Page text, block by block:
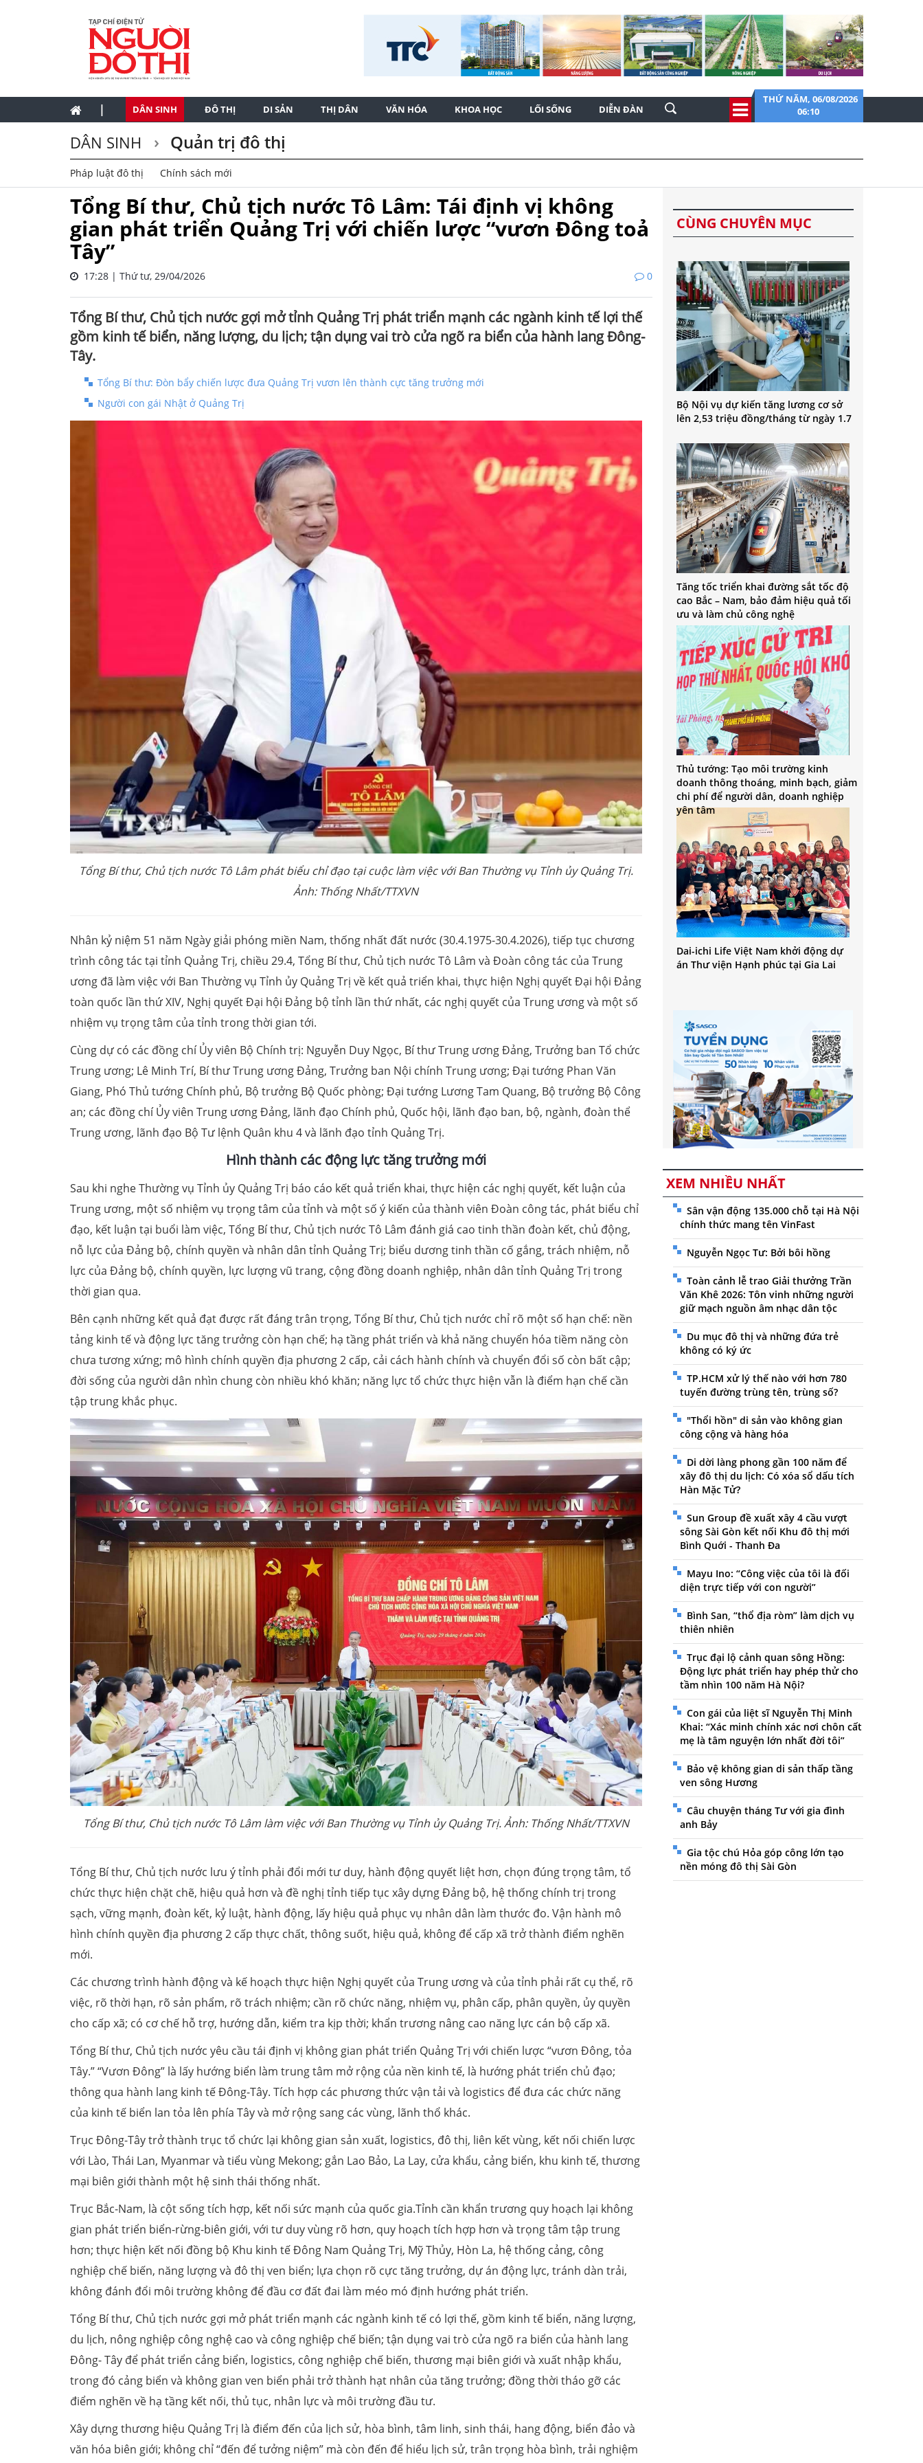
| DÂN SINH ĐÔ THỊ DI SẢN THỊ DÂN VĂN HÓA KHOA HỌC LỐI SỐNG DIỄN ĐÀN
THỨ NĂM, 06/08/2026
06:10
DÂN SINH Quản trị đô thị
Pháp luật đô thị Chính sách mới
Tổng Bí thư, Chủ tịch nước Tô Lâm: Tái định vị không
gian phát triển Quảng Trị với chiến lược “vươn Đông toả
Tây”
17:28 | Thứ tư, 29/04/2026 0
Tổng Bí thư, Chủ tịch nước gợi mở tỉnh Quảng Trị phát triển mạnh các ngành kinh tế lợi thế
gồm kinh tế biển, năng lượng, du lịch; tận dụng vai trò cửa ngõ ra biển của hành lang Đông-
Tây.
Tổng Bí thư: Đòn bẩy chiến lược đưa Quảng Trị vươn lên thành cực tăng trưởng mới
Người con gái Nhật ở Quảng Trị
Tổng Bí thư, Chủ tịch nước Tô Lâm phát biểu chỉ đạo tại cuộc làm việc với Ban Thường vụ Tỉnh ủy Quảng Trị.
Ảnh: Thống Nhất/TTXVN
Nhân kỷ niệm 51 năm Ngày giải phóng miền Nam, thống nhất đất nước (30.4.1975-30.4.2026), tiếp tục chương
trình công tác tại tỉnh Quảng Trị, chiều 29.4, Tổng Bí thư, Chủ tịch nước Tô Lâm và Đoàn công tác của Trung
ương đã làm việc với Ban Thường vụ Tỉnh ủy Quảng Trị về kết quả triển khai, thực hiện Nghị quyết Đại hội Đảng
toàn quốc lần thứ XIV, Nghị quyết Đại hội Đảng bộ tỉnh lần thứ nhất, các nghị quyết của Trung ương và một số
nhiệm vụ trọng tâm của tỉnh trong thời gian tới.
Cùng dự có các đồng chí Ủy viên Bộ Chính trị: Nguyễn Duy Ngọc, Bí thư Trung ương Đảng, Trưởng ban Tổ chức
Trung ương; Lê Minh Trí, Bí thư Trung ương Đảng, Trưởng ban Nội chính Trung ương; Đại tướng Phan Văn
Giang, Phó Thủ tướng Chính phủ, Bộ trưởng Bộ Quốc phòng; Đại tướng Lương Tam Quang, Bộ trưởng Bộ Công
an; các đồng chí Ủy viên Trung ương Đảng, lãnh đạo Chính phủ, Quốc hội, lãnh đạo ban, bộ, ngành, đoàn thể
Trung ương, lãnh đạo Bộ Tư lệnh Quân khu 4 và lãnh đạo tỉnh Quảng Trị.
Hình thành các động lực tăng trưởng mới
Sau khi nghe Thường vụ Tỉnh ủy Quảng Trị báo cáo kết quả triển khai, thực hiện các nghị quyết, kết luận của
Trung ương, một số nhiệm vụ trọng tâm của tỉnh và một số ý kiến của thành viên Đoàn công tác, phát biểu chỉ
đạo, kết luận tại buổi làm việc, Tổng Bí thư, Chủ tịch nước Tô Lâm đánh giá cao tinh thần đoàn kết, chủ động,
nỗ lực của Đảng bộ, chính quyền và nhân dân tỉnh Quảng Trị; biểu dương tinh thần cố gắng, trách nhiệm, nỗ
lực của Đảng bộ, chính quyền, lực lượng vũ trang, cộng đồng doanh nghiệp, nhân dân tỉnh Quảng Trị trong
thời gian qua.
Bên cạnh những kết quả đạt được rất đáng trân trọng, Tổng Bí thư, Chủ tịch nước chỉ rõ một số hạn chế: nền
tảng kinh tế và động lực tăng trưởng còn hạn chế; hạ tầng phát triển và khả năng chuyển hóa tiềm năng còn
chưa tương xứng; mô hình chính quyền địa phương 2 cấp, cải cách hành chính và chuyển đổi số còn bất cập;
đời sống của người dân nhìn chung còn nhiều khó khăn; năng lực tổ chức thực hiện vẫn là điểm hạn chế cần
tập trung khắc phục.
Tổng Bí thư, Chủ tịch nước Tô Lâm làm việc với Ban Thường vụ Tỉnh ủy Quảng Trị. Ảnh: Thống Nhất/TTXVN
Tổng Bí thư, Chủ tịch nước lưu ý tỉnh phải đổi mới tư duy, hành động quyết liệt hơn, chọn đúng trọng tâm, tổ
chức thực hiện chặt chẽ, hiệu quả hơn và đề nghị tỉnh tiếp tục xây dựng Đảng bộ, hệ thống chính trị trong
sạch, vững mạnh, đoàn kết, kỷ luật, hành động, lấy hiệu quả phục vụ nhân dân làm thước đo. Vận hành mô
hình chính quyền địa phương 2 cấp thực chất, thông suốt, hiệu quả, không để cấp xã trở thành điểm nghẽn
mới.
Các chương trình hành động và kế hoạch thực hiện Nghị quyết của Trung ương và của tỉnh phải rất cụ thể, rõ
việc, rõ thời hạn, rõ sản phẩm, rõ trách nhiệm; cần rõ chức năng, nhiệm vụ, phân cấp, phân quyền, ủy quyền
cho cấp xã; có cơ chế hỗ trợ, hướng dẫn, kiểm tra kịp thời; khẩn trương nâng cao năng lực cán bộ cấp xã.
Tổng Bí thư, Chủ tịch nước yêu cầu tái định vị không gian phát triển Quảng Trị với chiến lược “vươn Đông, tỏa
Tây.” “Vươn Đông” là lấy hướng biển làm trung tâm mở rộng của nền kinh tế, là hướng phát triển chủ đạo;
thông qua hành lang kinh tế Đông-Tây. Tích hợp các phương thức vận tải và logistics để đưa các chức năng
của kinh tế biển lan tỏa lên phía Tây và mở rộng sang các vùng, lãnh thổ khác.
Trục Đông-Tây trở thành trục tổ chức lại không gian sản xuất, logistics, đô thị, liên kết vùng, kết nối chiến lược
với Lào, Thái Lan, Myanmar và tiểu vùng Mekong; gắn Lao Bảo, La Lay, cửa khẩu, cảng biển, khu kinh tế, thương
mại biên giới thành một hệ sinh thái thống nhất.
Trục Bắc-Nam, là cột sống tích hợp, kết nối sức mạnh của quốc gia.Tỉnh cần khẩn trương quy hoạch lại không
gian phát triển biển-rừng-biên giới, với tư duy vùng rõ hơn, quy hoạch tích hợp hơn và trọng tâm tập trung
hơn; thực hiện kết nối đồng bộ Khu kinh tế Đông Nam Quảng Trị, Mỹ Thủy, Hòn La, hệ thống cảng, công
nghiệp chế biến, năng lượng và đô thị ven biển; lựa chọn rõ cực tăng trưởng, dự án động lực, tránh dàn trải,
không đánh đổi môi trường không để đầu cơ đất đai làm méo mó định hướng phát triển.
Tổng Bí thư, Chủ tịch nước gợi mở phát triển mạnh các ngành kinh tế có lợi thế, gồm kinh tế biển, năng lượng,
du lịch, nông nghiệp công nghệ cao và công nghiệp chế biến; tận dụng vai trò cửa ngõ ra biển của hành lang
Đông- Tây để phát triển cảng biển, logistics, công nghiệp chế biến, thương mại biên giới và xuất nhập khẩu,
trong đó cảng biển và không gian ven biển phải trở thành hạt nhân của tăng trưởng; đồng thời tháo gỡ các
điểm nghẽn về hạ tầng kết nối, thủ tục, nhân lực và môi trường đầu tư.
Xây dựng thương hiệu Quảng Trị là điểm đến của lịch sử, hòa bình, tâm linh, sinh thái, hang động, biển đảo và
văn hóa biên giới; không chỉ “đến để tưởng niệm” mà còn đến để hiểu lịch sử, trân trọng hòa bình, trải nghiệm
CÙNG CHUYÊN MỤC
Bộ Nội vụ dự kiến tăng lương cơ sở
lên 2,53 triệu đồng/tháng từ ngày 1.7
Tăng tốc triển khai đường sắt tốc độ
cao Bắc – Nam, bảo đảm hiệu quả tối
ưu và làm chủ công nghệ
Thủ tướng: Tạo môi trường kinh
doanh thông thoáng, minh bạch, giảm
chi phí để người dân, doanh nghiệp
yên tâm
Dai-ichi Life Việt Nam khởi động dự
án Thư viện Hạnh phúc tại Gia Lai
XEM NHIỀU NHẤT
Sân vận động 135.000 chỗ tại Hà Nội
chính thức mang tên VinFast
Nguyễn Ngọc Tư: Bởi bôi hồng
Toàn cảnh lễ trao Giải thưởng Trần
Văn Khê 2026: Tôn vinh những người
giữ mạch nguồn âm nhạc dân tộc
Du mục đô thị và những đứa trẻ
không có ký ức
TP.HCM xử lý thế nào với hơn 780
tuyến đường trùng tên, trùng số?
"Thổi hồn" di sản vào không gian
công cộng và hàng hóa
Di dời làng phong gần 100 năm để
xây đô thị du lịch: Có xóa sổ dấu tích
Hàn Mặc Tử?
Sun Group đề xuất xây 4 cầu vượt
sông Sài Gòn kết nối Khu đô thị mới
Bình Quới - Thanh Đa
Mayu Ino: “Công việc của tôi là đối
diện trực tiếp với con người”
Bình San, “thổ địa ròm” làm dịch vụ
thiên nhiên
Trục đại lộ cảnh quan sông Hồng:
Động lực phát triển hay phép thử cho
tầm nhìn 100 năm Hà Nội?
Con gái của liệt sĩ Nguyễn Thị Minh
Khai: “Xác minh chính xác nơi chôn cất
mẹ là tâm nguyện lớn nhất đời tôi”
Bảo vệ không gian di sản thấp tầng
ven sông Hương
Câu chuyện tháng Tư với gia đình
anh Bảy
Gia tộc chú Hỏa góp công lớn tạo
nền móng đô thị Sài Gòn